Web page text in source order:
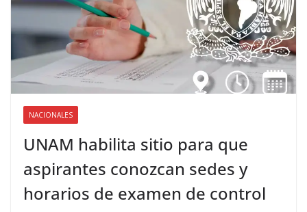
NACIONALES
UNAM habilita sitio para que
aspirantes conozcan sedes y
horarios de examen de control